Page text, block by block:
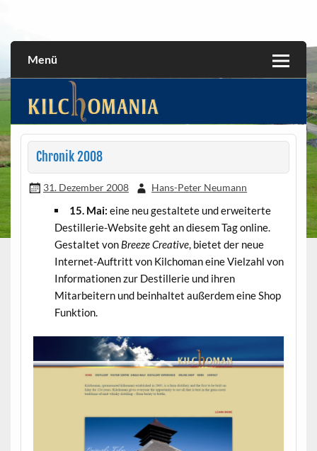
Menü
Chronik 2008
31. Dezember 2008 Hans-Peter Neumann
15. Mai:eine neu gestaltete und erweiterte
Destillerie-Website geht an diesem Tag online.
Gestaltet von Breeze Creative, bietet der neue
Internet-Auftritt von Kilchoman eine Vielzahl von
Informationen zur Destillerie und ihren
Mitarbeitern und beinhaltet außerdem eine Shop
Funktion.